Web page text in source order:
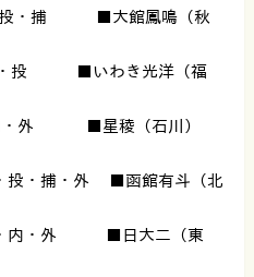
・捕 ■大館鳳鳴（秋
・投 ■いわき光洋（福
・外 ■星稜（石川）
・捕・外 ■函館有斗（北
内・外 ■日大二（東